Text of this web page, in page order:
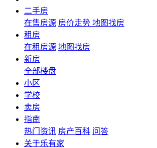
二手房
在售房源 房价走势 地图找房
租房
在租房源 地图找房
新房
全部楼盘
小区
学校
卖房
指南
热门资讯 房产百科 问答
关于乐有家